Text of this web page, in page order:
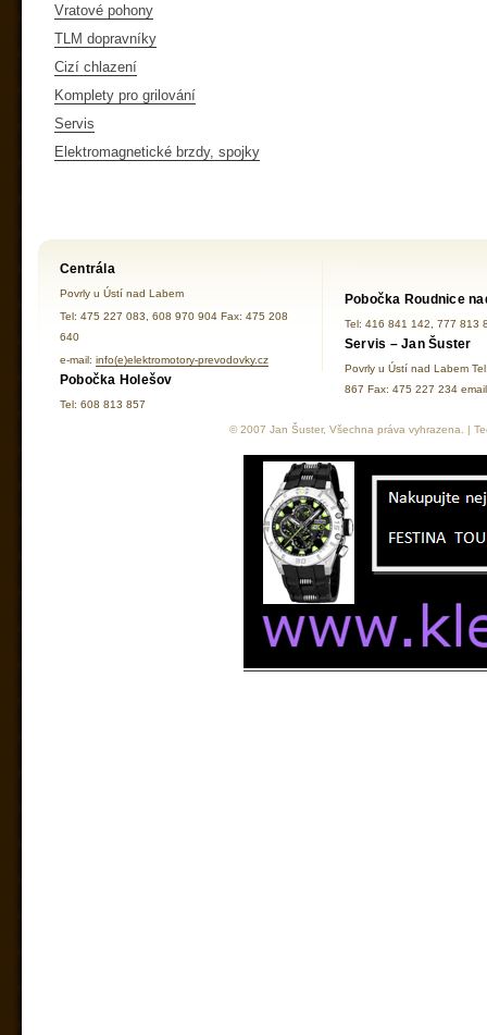
Vratové pohony
TLM dopravníky
Cizí chlazení
Komplety pro grilování
Servis
Elektromagnetické brzdy, spojky
Centrála
Povrly u Ústí nad Labem
Tel: 475 227 083, 608 970 904 Fax: 475 208
640
e-mail: info(e)elektromotory-prevodovky.cz
Pobočka Holešov
Tel: 608 813 857
Pobočka Roudnice
Tel: 416 841 142, 777 813
Servis – Jan Šuster
Povrly u Ústí nad Labem
867 Fax: 475 227 234
© 2007 Jan Šuster, Všechna práva vyhrazena. |